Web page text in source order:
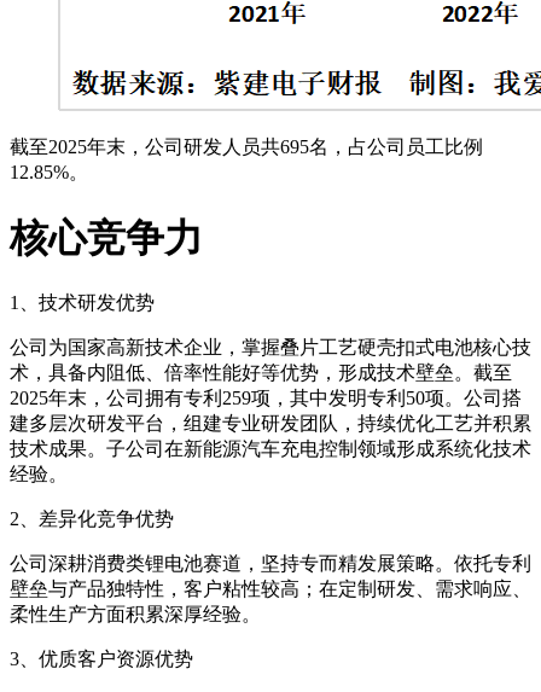
截至2025年末，公司研发人员共695名，占公司员工比例
12.85%。
核心竞争力
1、技术研发优势
公司为国家高新技术企业，掌握叠片工艺硬壳扣式电池核心技
术，具备内阻低、倍率性能好等优势，形成技术壁垒。截至
2025年末，公司拥有专利259项，其中发明专利50项。公司搭
建多层次研发平台，组建专业研发团队，持续优化工艺并积累
技术成果。子公司在新能源汽车充电控制领域形成系统化技术
经验。
2、差异化竞争优势
公司深耕消费类锂电池赛道，坚持专而精发展策略。依托专利
壁垒与产品独特性，客户粘性较高；在定制研发、需求响应、
柔性生产方面积累深厚经验。
3、优质客户资源优势